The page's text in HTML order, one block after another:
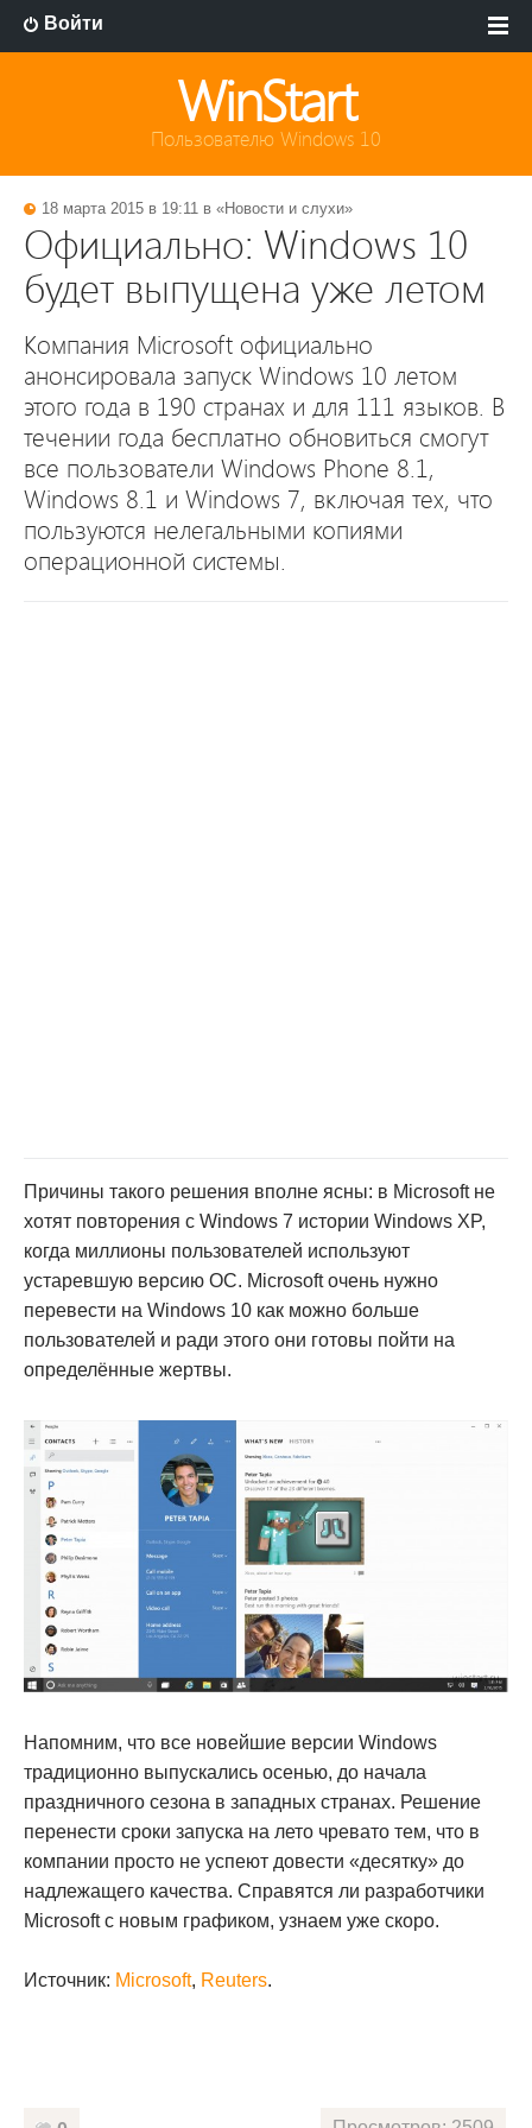
Войти
WinStart
Пользователю Windows 10
18 марта 2015 в 19:11 в «Новости и слухи»
Официально: Windows 10
будет выпущена уже летом
Компания Microsoft официально
анонсировала запуск Windows 10 летом
этого года в 190 странах и для 111 языков. В
течении года бесплатно обновиться смогут
все пользователи Windows Phone 8.1,
Windows 8.1 и Windows 7, включая тех, что
пользуются нелегальными копиями
операционной системы.
Причины такого решения вполне ясны: в Microsoft не
хотят повторения c Windows 7 истории Windows XP,
когда миллионы пользователей используют
устаревшую версию ОС. Microsoft очень нужно
перевести на Windows 10 как можно больше
пользователей и ради этого они готовы пойти на
определённые жертвы.
Напомним, что все новейшие версии Windows
традиционно выпускались осенью, до начала
праздничного сезона в западных странах. Решение
перенести сроки запуска на лето чревато тем, что в
компании просто не успеют довести «десятку» до
надлежащего качества. Справятся ли разработчики
Microsoft с новым графиком, узнаем уже скоро.
Источник: Microsoft, Reuters.